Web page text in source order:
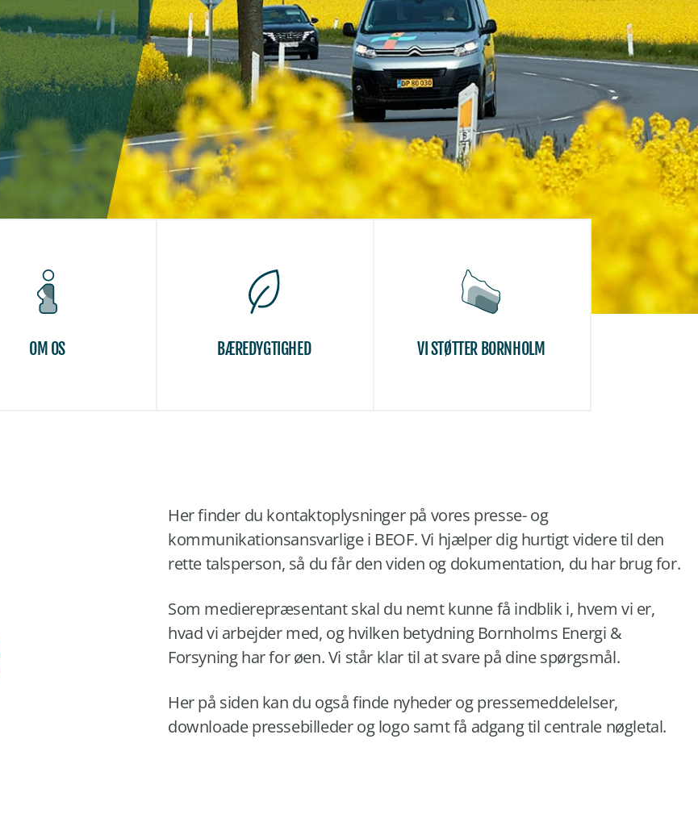
OM OS BÆREDYGTIGHED VI STØTTER BORNHOLM
Her finder du kontaktoplysninger på vores presse- og
kommunikationsansvarlige i BEOF. Vi hjælper dig hurtigt videre til den
rette talsperson, så du får den viden og dokumentation, du har brug for.
Som medierepræsentant skal du nemt kunne få indblik i, hvem vi er,
hvad vi arbejder med, og hvilken betydning Bornholms Energi &
Forsyning har for øen. Vi står klar til at svare på dine spørgsmål.
Her på siden kan du også finde nyheder og pressemeddelelser,
downloade pressebilleder og logo samt få adgang til centrale nøgletal.